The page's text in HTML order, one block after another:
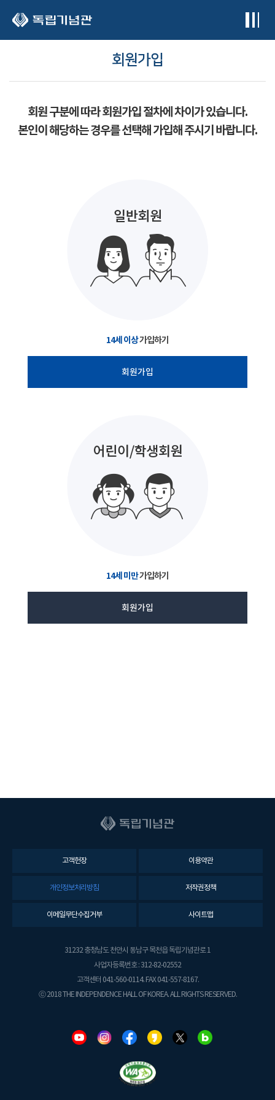
회원가입
회원 구분에 따라 회원가입 절차에 차이가 있습니다.
본인이 해당하는 경우를 선택해 가입해 주시기 바랍니다.
14세 이상가입하기
회원가입
14세 미만가입하기
회원가입
고객헌장 이용약관
개인정보처리방침 저작권정책
이메일무단수집거부 사이트맵
31232 충청남도 천안시 동남구 목천읍 독립기념관로 1
사업자등록번호 : 312-82-02552
고객센터 041-560-0114. FAX 041-557-8167.
ⓒ 2018 THE INDEPENDENCE HALL OF KOREA. ALL RIGHTS RESERVED.